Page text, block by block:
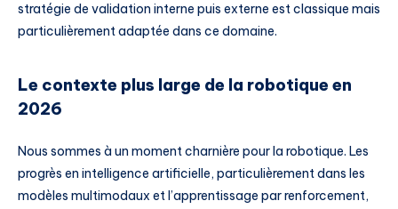
stratégie de validation interne puis externe est classique mais
particulièrement adaptée dans ce domaine.
Le contexte plus large de la robotique en
2026
Nous sommes à un moment charnière pour la robotique. Les
progrès en intelligence artificielle, particulièrement dans les
modèles multimodaux et l’apprentissage par renforcement,